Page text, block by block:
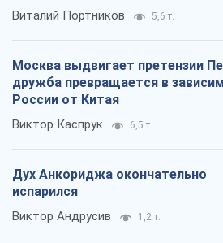
Виталий Портников 5,6 т.
Москва выдвигает претензии
дружба превращается в
России от Китая
Виктор Каспрук 6,5 т.
Дух Анкориджа окончательно
испарился
Виктор Андрусив 1,2 т.